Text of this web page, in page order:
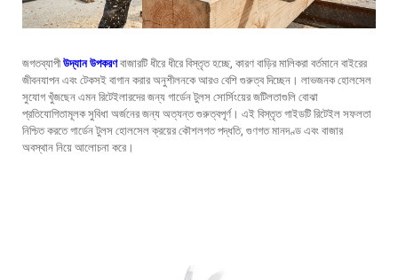
জগতব্যাপী উদ্যান উপকরণবাজারটি ধীরে ধীরে বিস্তৃত হচ্ছে, কারণ বাড়ির মালিকরা বর্তমানে বাইরের
জীবনযাপন এবং টেকসই বাগান করার অনুশীলনকে আরও বেশি গুরুত্ব দিচ্ছেন। লাভজনক হোলসেল
সুযোগ খুঁজছেন এমন রিটেইলারদের জন্য গার্ডেন টুলস সোর্সিংয়ের জটিলতাগুলি বোঝা
প্রতিযোগিতামূলক সুবিধা অর্জনের জন্য অত্যন্ত গুরুত্বপূর্ণ। এই বিস্তৃত গাইডটি রিটেইল সফলতা
নিশ্চিত করতে গার্ডেন টুলস হোলসেল ক্রয়ের কৌশলগত পদ্ধতি, গুণগত মানদণ্ড এবং বাজার
অবস্থান নিয়ে আলোচনা করে।